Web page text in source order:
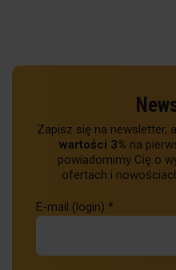
Zapisz się na newsletter,
wartości 3% na
powiadomimy Cię o
ofertach i
E-mail (login) *